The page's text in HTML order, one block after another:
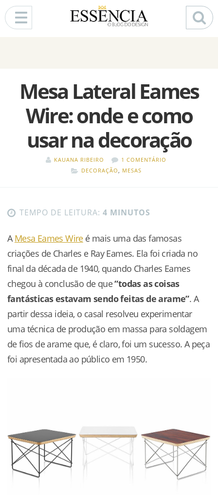
Mesa Lateral Eames
Wire: onde e como
usar na decoração
KAUANA RIBEIRO
1 COMENTÁRIO
DECORAÇÃO, MESAS
TEMPO DE LEITURA: 4 MINUTOS
AMesa Eames Wireé mais uma das famosas
criações de Charles e Ray Eames. Ela foi criada no
final da década de 1940, quando Charles Eames
chegou à conclusão de que“todas as coisas
fantásticas estavam sendo feitas de arame”. A
partir dessa ideia, o casal resolveu experimentar
uma técnica de produção em massa para soldagem
de fios de arame que, é claro, foi um sucesso. A peça
foi apresentada ao público em 1950.